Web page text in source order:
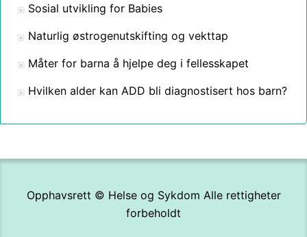
Sosial utvikling for Babies
Naturlig østrogenutskifting og vekttap
Måter for barna å hjelpe deg i fellesskapet
Hvilken alder kan ADD bli diagnostisert hos barn?
Opphavsrett © Helse og Sykdom Alle rettigheter
forbeholdt